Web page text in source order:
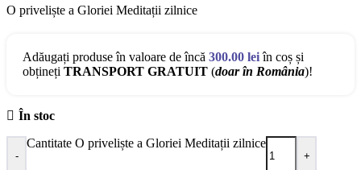
O priveliște a Gloriei Meditații zilnice
Adăugați produse în valoare de încă 300.00 leiîn coș și
obțineți TRANSPORT GRATUIT (doar în România)!
În stoc
-
Cantitate O priveliște a Gloriei Meditații zilnice
+